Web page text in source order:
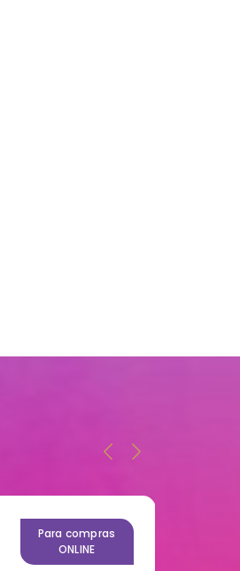
Para compras
ONLINE